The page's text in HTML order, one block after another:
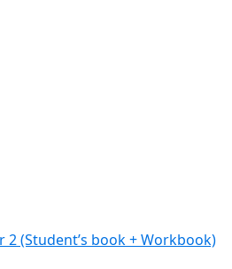
(Student’s book + Workbook)